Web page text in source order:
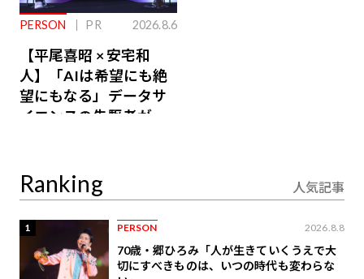
PERSON PR 2026.8.6
【平尾喜昭 × 安宅和
人】「AIは希望にも絶
望にもなる」データサ
イエンスの先駆者が語
Ranking 人気記事
1 PERSON 2026.8.8
70歳・郷ひろみ「人が生きていくうえで大
切にすべきものは、いつの時代も変わらな